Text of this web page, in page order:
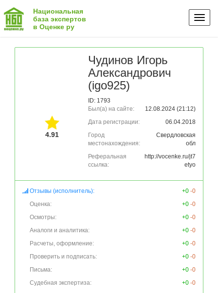
Национальная
база экспертов
в Оценке ру
4.91
Чудинов Игорь
Александрович
(igo925)
ID: 1793
Был(а) на сайте:
12.08.2024 (21:12)
Дата регистрации:
06.04.2018
Город
местонахождения:
Свердловская
обл
Реферальная
ссылка:
http://vocenke.ru/jt7
etyo
Отзывы (исполнитель): +0 -0
Оценка:
+0 -0
Осмотры:
+0 -0
Аналоги и аналитика:
+0 -0
Расчеты, оформление:
+0 -0
Проверить и подписать:
+0 -0
Письма:
+0 -0
Судебная экспертиза:
+0 -0